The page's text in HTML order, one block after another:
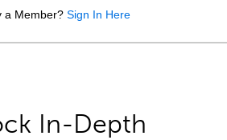
a Member? Sign In Here
In-Depth